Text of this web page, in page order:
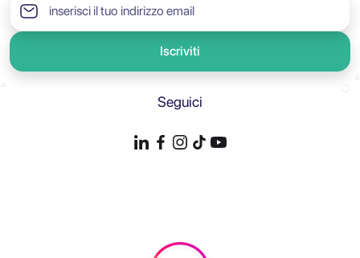
Iscriviti
Seguici